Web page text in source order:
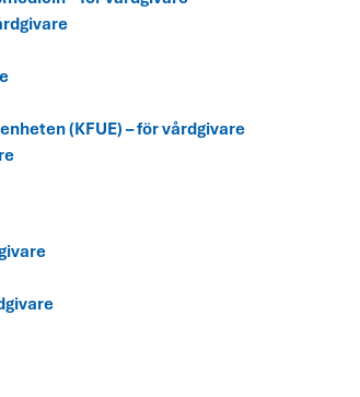
(KFUE) – för vårdgivare